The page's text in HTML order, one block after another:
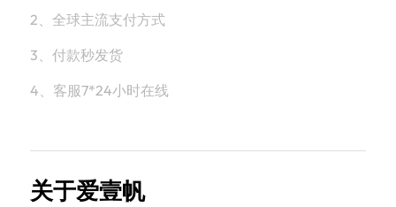
2、全球主流支付方式
3、付款秒发货
4、客服7*24小时在线
关于爱壹帆